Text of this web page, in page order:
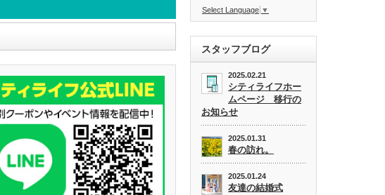
Select Language ▼
スタッフブログ
2025.02.21
シティライフホー
ムページ 移行の
お知らせ
2025.01.31
春の訪れ。
2025.01.24
友達の結婚式